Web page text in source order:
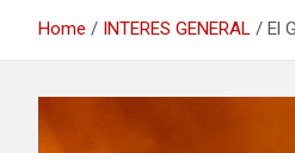
Home INTERES GENERAL El